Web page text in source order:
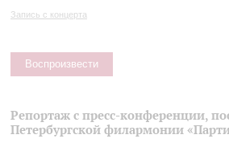
Запись с концерта
Воспроизвести
Репортаж с пресс-конференции,
Петербургской филармонии